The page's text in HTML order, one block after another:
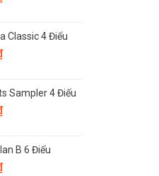
Classic 4 Điếu
Sampler 4 Điếu
B 6 Điếu